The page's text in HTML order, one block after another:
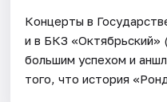
Концерты в
и в БКЗ
большим успехом и
того, что история